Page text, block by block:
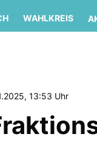
WAHLKREIS
13:53 Uhr